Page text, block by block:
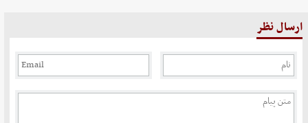
ارسال نظر